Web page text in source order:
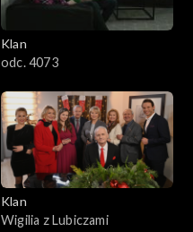
Klan
odc. 4073
Klan
Wigilia z Lubiczami